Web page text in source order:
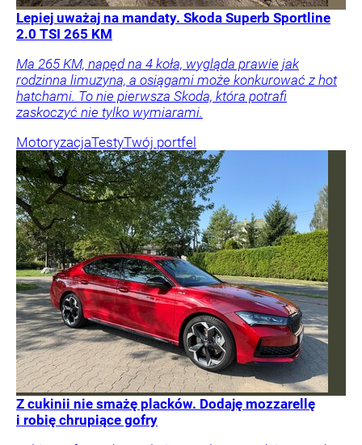
Lepiej uważaj na mandaty. Skoda Superb Sportline
2.0 TSI 265 KM
Ma 265 KM, napęd na 4 koła, wygląda prawie jak
rodzinna limuzyna, a osiągami może konkurować z hot
hatchami. To nie pierwsza Skoda, która potrafi
zaskoczyć nie tylko wymiarami.
MotoryzacjaTestyTwój portfel
Z cukinii nie smażę placków. Dodaję mozzarellę
i robię chrupiące gofry